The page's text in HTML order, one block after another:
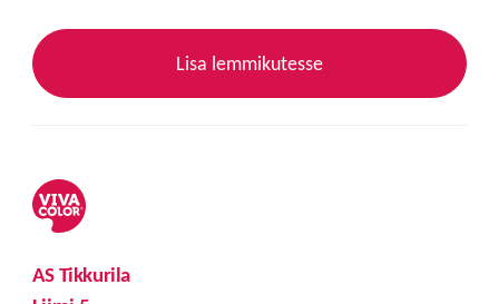
Lisa lemmikutesse
AS Tikkurila